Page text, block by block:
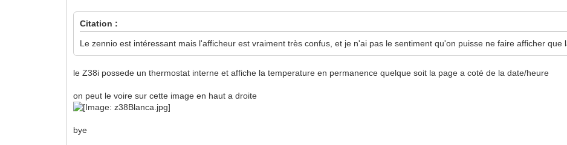
Citation :
Le zennio est intéressant mais l'afficheur est vraiment très confus, et je n'ai pas le sentiment qu'on puisse ne faire afficher que
le Z38i possede un thermostat interne et affiche la temperature en permanence quelque soit la page a coté de la date/heure
on peut le voire sur cette image en haut a droite
bye